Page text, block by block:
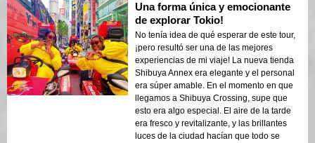
Una forma única y emocionante
de explorar Tokio!
No tenía idea de qué esperar de este tour,
¡pero resultó ser una de las mejores
experiencias de mi viaje! La nueva tienda
Shibuya Annex era elegante y el personal
era súper amable. En el momento en que
llegamos a Shibuya Crossing, supe que
esto era algo especial. El aire de la tarde
era fresco y revitalizante, y las brillantes
luces de la ciudad hacían que todo se